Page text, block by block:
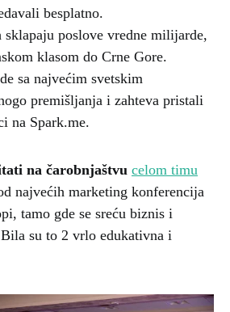
besplatno.
poslove vredne milijarde,
klasom do Crne Gore.
sa najvećim svetskim
premišljanja i zahteva pristali
na Spark.me.
na čarobnjaštvu celom timu
najvećih marketing konferencija
tamo gde se sreću biznis i
su to 2 vrlo edukativna i